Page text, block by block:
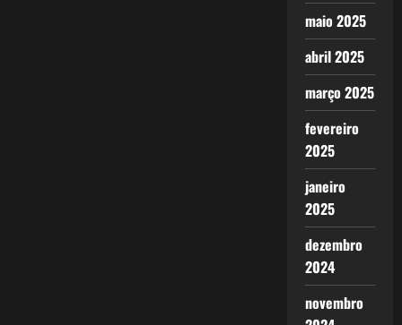
maio 2025
abril 2025
março 2025
fevereiro
2025
janeiro
2025
dezembro
2024
novembro